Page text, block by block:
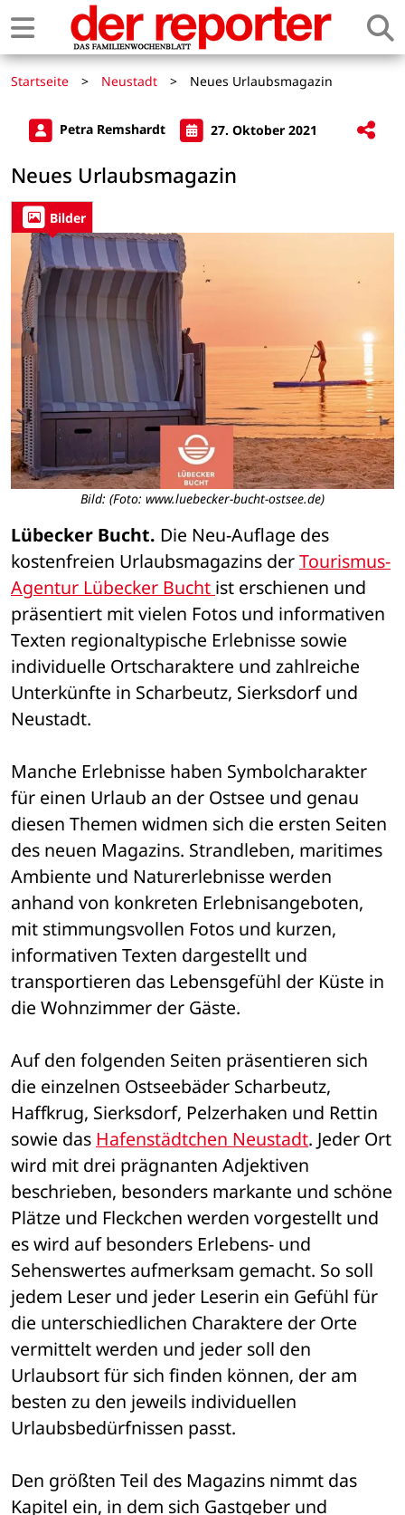
Startseite > Neustadt > Neues Urlaubsmagazin
Petra Remshardt 27. Oktober 2021
Neues Urlaubsmagazin
Bilder
Bild: (Foto: www.luebecker-bucht-ostsee.de)
Lübecker Bucht. Die Neu-Auflage des
kostenfreien Urlaubsmagazins der Tourismus-
Agentur Lübecker Bucht ist erschienen und
präsentiert mit vielen Fotos und informativen
Texten regionaltypische Erlebnisse sowie
individuelle Ortscharaktere und zahlreiche
Unterkünfte in Scharbeutz, Sierksdorf und
Neustadt.
Manche Erlebnisse haben Symbolcharakter
für einen Urlaub an der Ostsee und genau
diesen Themen widmen sich die ersten Seiten
des neuen Magazins. Strandleben, maritimes
Ambiente und Naturerlebnisse werden
anhand von konkreten Erlebnisangeboten,
mit stimmungsvollen Fotos und kurzen,
informativen Texten dargestellt und
transportieren das Lebensgefühl der Küste in
die Wohnzimmer der Gäste.
Auf den folgenden Seiten präsentieren sich
die einzelnen Ostseebäder Scharbeutz,
Haffkrug, Sierksdorf, Pelzerhaken und Rettin
sowie das Hafenstädtchen Neustadt. Jeder Ort
wird mit drei prägnanten Adjektiven
beschrieben, besonders markante und schöne
Plätze und Fleckchen werden vorgestellt und
es wird auf besonders Erlebens- und
Sehenswertes aufmerksam gemacht. So soll
jedem Leser und jeder Leserin ein Gefühl für
die unterschiedlichen Charaktere der Orte
vermittelt werden und jeder soll den
Urlaubsort für sich finden können, der am
besten zu den jeweils individuellen
Urlaubsbedürfnissen passt.
Den größten Teil des Magazins nimmt das
Kapitel ein, in dem sich Gastgeber und